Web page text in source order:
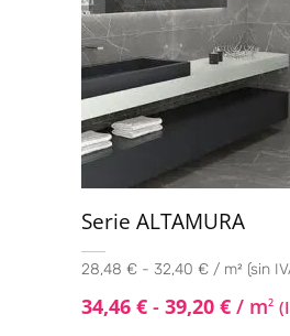
Serie ALTAMURA
28,48 € - 32,40 € / m² (sin
34,46 € - 39,20 € / m2